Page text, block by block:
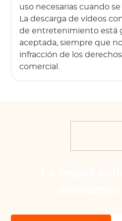
uso necesarias cuando se
La descarga de vídeos
de entretenimiento está
aceptada, siempre que
infracción de los
comercial.